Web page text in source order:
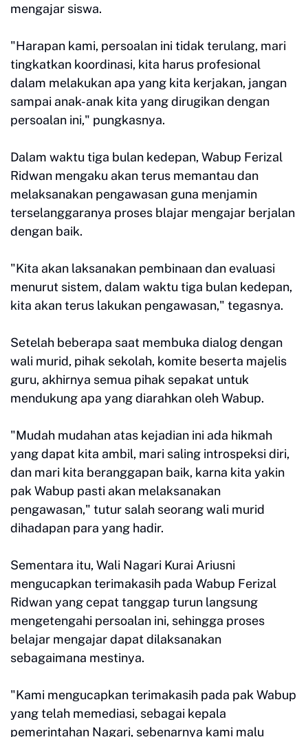
mengajar siswa.
"Harapan kami, persoalan ini tidak terulang, mari
tingkatkan koordinasi, kita harus profesional
dalam melakukan apa yang kita kerjakan, jangan
sampai anak-anak kita yang dirugikan dengan
persoalan ini," pungkasnya.
Dalam waktu tiga bulan kedepan, Wabup Ferizal
Ridwan mengaku akan terus memantau dan
melaksanakan pengawasan guna menjamin
terselanggaranya proses blajar mengajar berjalan
dengan baik.
"Kita akan laksanakan pembinaan dan evaluasi
menurut sistem, dalam waktu tiga bulan kedepan,
kita akan terus lakukan pengawasan," tegasnya.
Setelah beberapa saat membuka dialog dengan
wali murid, pihak sekolah, komite beserta majelis
guru, akhirnya semua pihak sepakat untuk
mendukung apa yang diarahkan oleh Wabup.
"Mudah mudahan atas kejadian ini ada hikmah
yang dapat kita ambil, mari saling introspeksi diri,
dan mari kita beranggapan baik, karna kita yakin
pak Wabup pasti akan melaksanakan
pengawasan," tutur salah seorang wali murid
dihadapan para yang hadir.
Sementara itu, Wali Nagari Kurai Ariusni
mengucapkan terimakasih pada Wabup Ferizal
Ridwan yang cepat tanggap turun langsung
mengetengahi persoalan ini, sehingga proses
belajar mengajar dapat dilaksanakan
sebagaimana mestinya.
"Kami mengucapkan terimakasih pada pak Wabup
yang telah memediasi, sebagai kepala
pemerintahan Nagari, sebenarnya kami malu